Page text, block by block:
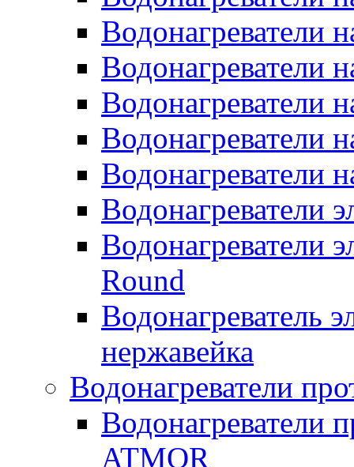
Водонагреватели
Водонагреватели
Водонагреватели
Водонагреватели
Водонагреватели
Водонагреватели
Водонагреватели
Round
Водонагреватель
нержавейка
Водонагреватели
Водонагреватели
ATMOR